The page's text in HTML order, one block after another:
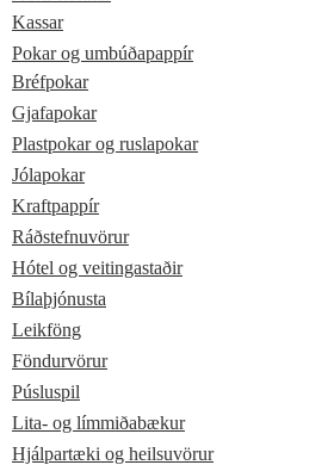
Kassar
Pokar og umbúðapappír
Bréfpokar
Gjafapokar
Plastpokar og ruslapokar
Jólapokar
Kraftpappír
Ráðstefnuvörur
Hótel og veitingastaðir
Bílaþjónusta
Leikföng
Föndurvörur
Púsluspil
Lita- og límmiðabækur
Hjálpartæki og heilsuvörur